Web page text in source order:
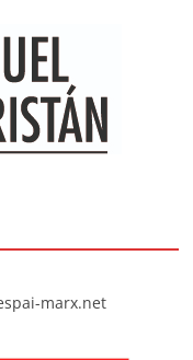
marx.net